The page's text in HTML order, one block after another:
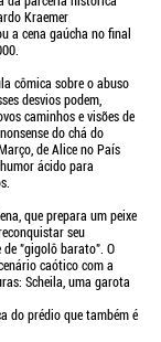
Kraemer
a cena gaúcha no final
cômica sobre o abuso
desvios podem,
caminhos e visões de
do chá do
de Alice no País
ácido para
que prepara um peixe
seu
de "gigolô barato". O
caótico com a
Scheila, uma garota
do prédio que também é